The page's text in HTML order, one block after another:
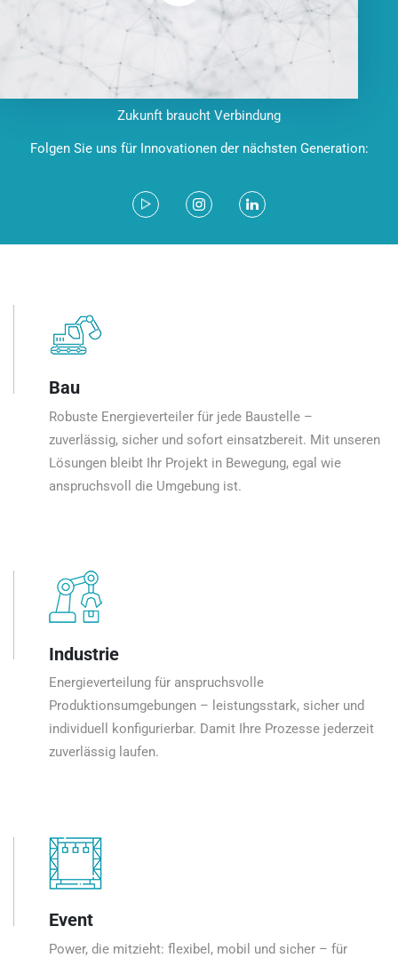
Zukunft braucht Verbindung
Folgen Sie uns für Innovationen der nächsten Generation:
Bau
Robuste Energieverteiler für jede Baustelle –
zuverlässig, sicher und sofort einsatzbereit. Mit unseren
Lösungen bleibt Ihr Projekt in Bewegung, egal wie
anspruchsvoll die Umgebung ist.
Industrie
Energieverteilung für anspruchsvolle
Produktionsumgebungen – leistungsstark, sicher und
individuell konfigurierbar. Damit Ihre Prozesse jederzeit
zuverlässig laufen.
Event
Power, die mitzieht: flexibel, mobil und sicher – für